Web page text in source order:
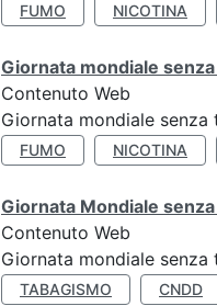
FUMO NICOTINA
Giornata mondiale
Contenuto Web
Giornata mondiale
FUMO NICOTINA
Giornata Mondiale
Contenuto Web
Giornata mondiale
TABAGISMO CNDD